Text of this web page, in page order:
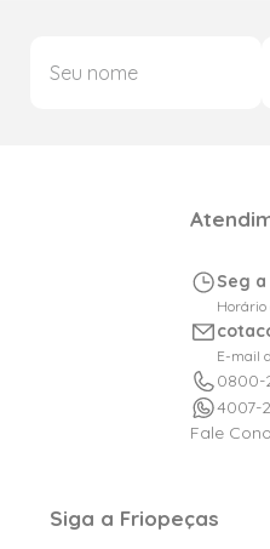
Seg a
Horário
E-mail
0800-
4007-
Fale
Siga a Friopeças